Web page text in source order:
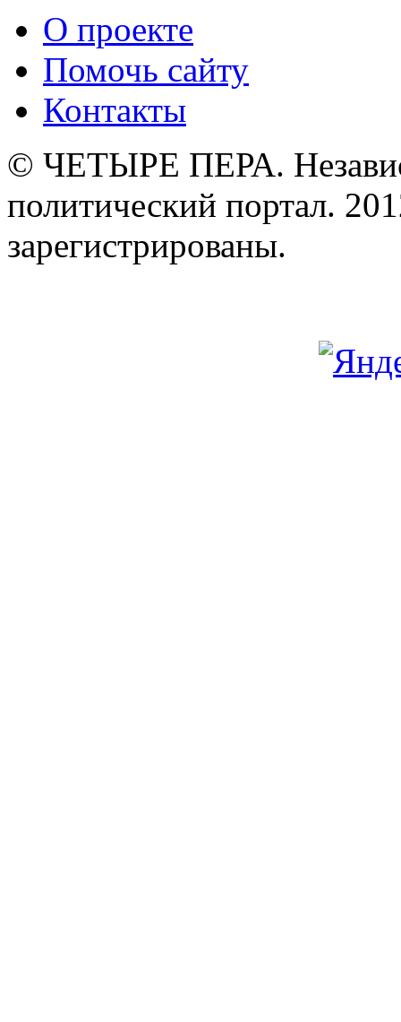
О проекте
Помочь сайту
Контакты
© ЧЕТЫРЕ ПЕРА.
политический портал.
зарегистрированы.